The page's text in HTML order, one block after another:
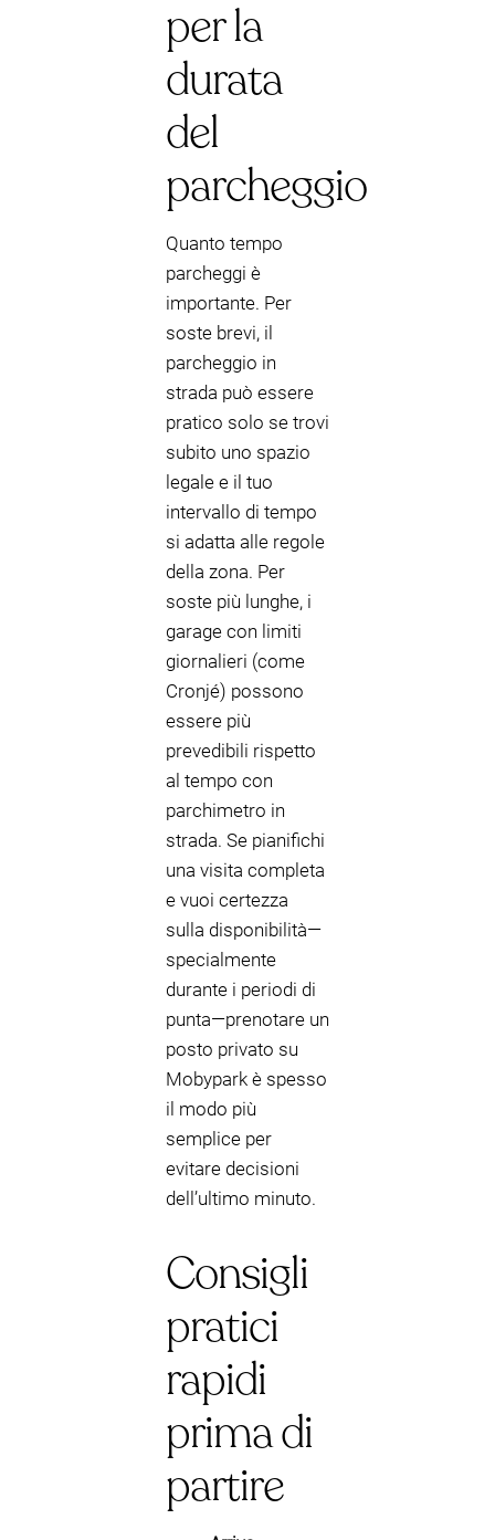
per la
durata
del
parcheggio
Quanto tempo
parcheggi è
importante. Per
soste brevi, il
parcheggio in
strada può essere
pratico solo se trovi
subito uno spazio
legale e il tuo
intervallo di tempo
si adatta alle regole
della zona. Per
soste più lunghe, i
garage con limiti
giornalieri (come
Cronjé) possono
essere più
prevedibili rispetto
al tempo con
parchimetro in
strada. Se pianifichi
una visita completa
e vuoi certezza
sulla disponibilità—
specialmente
durante i periodi di
punta—prenotare un
posto privato su
Mobypark è spesso
il modo più
semplice per
evitare decisioni
dell’ultimo minuto.
Consigli
pratici
rapidi
prima di
partire